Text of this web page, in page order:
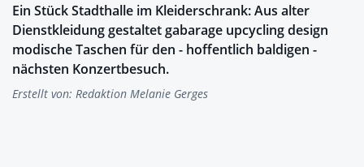
Ein Stück Stadthalle im Kleiderschrank: Aus alter
Dienstkleidung gestaltet gabarage upcycling design
modische Taschen für den - hoffentlich baldigen -
nächsten Konzertbesuch.
Erstellt von: Redaktion Melanie Gerges